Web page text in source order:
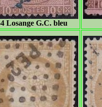
Losange G.C. bleu